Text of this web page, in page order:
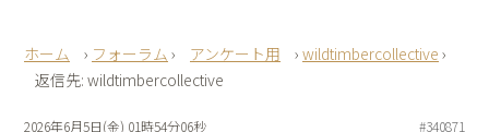
› フォーラム › アンケート用 › wildtimbercollective ›
返信先: wildtimbercollective
2026年6月5日(金) 01時54分06秒
#340871